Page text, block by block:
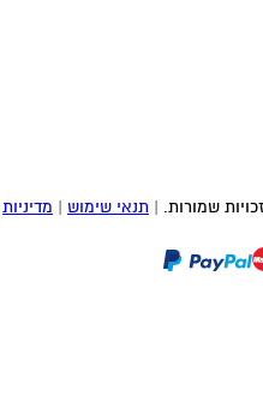
תנאי שימוש
מדיניות